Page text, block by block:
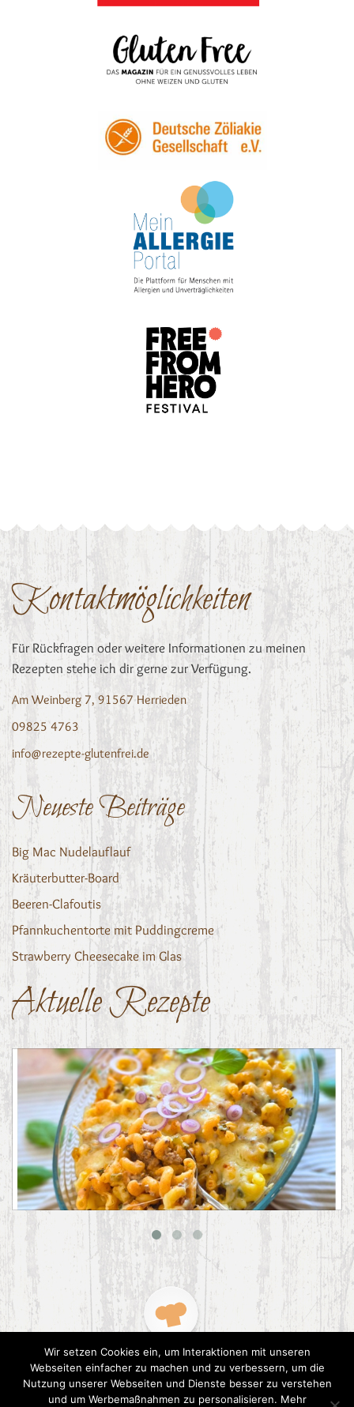
Kontaktmöglichkeiten
Für Rückfragen oder weitere Informationen zu meinen
Rezepten stehe ich dir gerne zur Verfügung.
Am Weinberg 7, 91567 Herrieden
09825 4763
info@rezepte-glutenfrei.de
Neueste Beiträge
Big Mac Nudelauflauf
Kräuterbutter-Board
Beeren-Clafoutis
Pfannkuchentorte mit Puddingcreme
Strawberry Cheesecake im Glas
Aktuelle Rezepte
Big Mac Nudelauflauf
Wir setzen Cookies ein, um Interaktionen mit unseren
Webseiten einfacher zu machen und zu verbessern, um die
Nutzung unserer Webseiten und Dienste besser zu verstehen
und um Werbemaßnahmen zu personalisieren. Mehr